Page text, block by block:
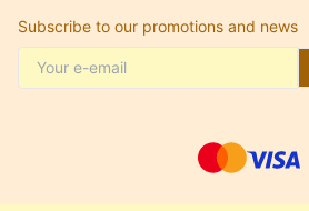
Subscribe to our promotions and news